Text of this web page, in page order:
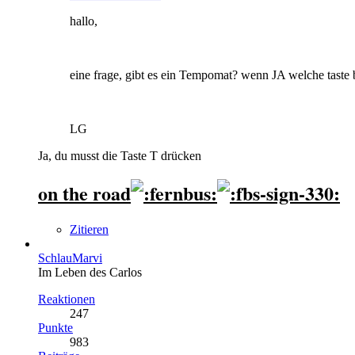
hallo,
eine frage, gibt es ein Tempomat? wenn JA welche taste
LG
Ja, du musst die Taste T drücken
on the road
Zitieren
SchlauMarvi
Im Leben des Carlos
Reaktionen
247
Punkte
983